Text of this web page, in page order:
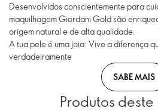
Desenvolvidos conscientemente para
maquilhagem Giordani Gold são
origem natural e de alta qualidade.
A tua pele é uma joia: Vive a diferença
verdadeiramente
SABE MAIS
Produtos